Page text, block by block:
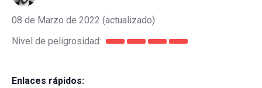
08 de Marzo de 2022 (actualizado)
Nivel de peligrosidad:
Enlaces rápidos: